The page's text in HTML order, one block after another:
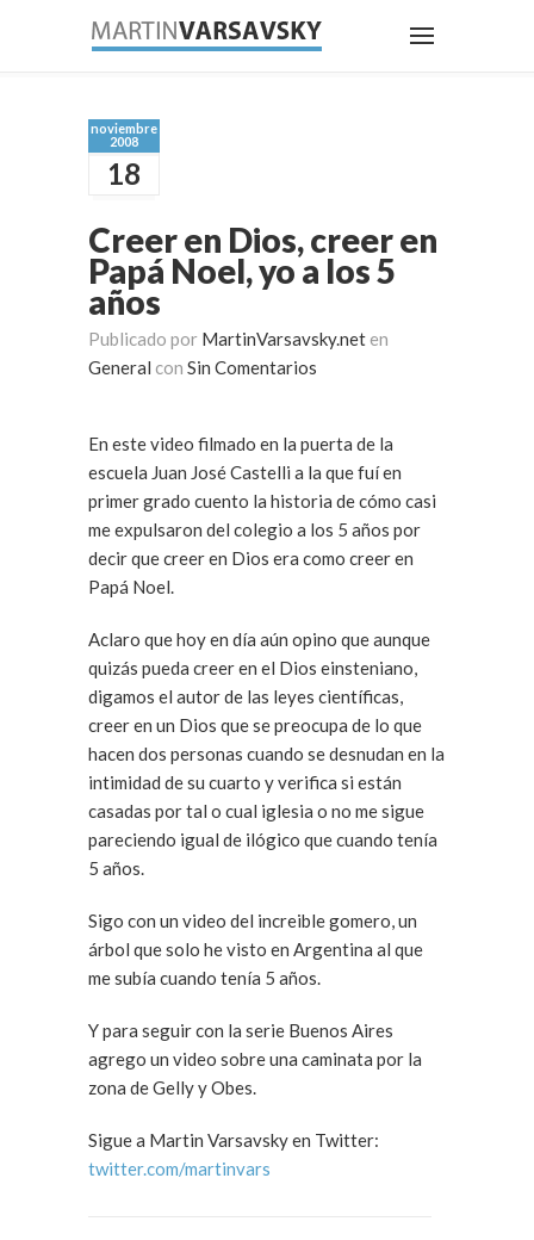
noviembre
2008
18
Creer en Dios, creer en
Papá Noel, yo a los 5
años
Publicado por MartinVarsavsky.net en
General con Sin Comentarios
En este video filmado en la puerta de la
escuela Juan José Castelli a la que fuí en
primer grado cuento la historia de cómo casi
me expulsaron del colegio a los 5 años por
decir que creer en Dios era como creer en
Papá Noel.
Aclaro que hoy en día aún opino que aunque
quizás pueda creer en el Dios einsteniano,
digamos el autor de las leyes científicas,
creer en un Dios que se preocupa de lo que
hacen dos personas cuando se desnudan en la
intimidad de su cuarto y verifica si están
casadas por tal o cual iglesia o no me sigue
pareciendo igual de ilógico que cuando tenía
5 años.
Sigo con un video del increible gomero, un
árbol que solo he visto en Argentina al que
me subía cuando tenía 5 años.
Y para seguir con la serie Buenos Aires
agrego un video sobre una caminata por la
zona de Gelly y Obes.
Sigue a Martin Varsavsky en Twitter:
twitter.com/martinvars